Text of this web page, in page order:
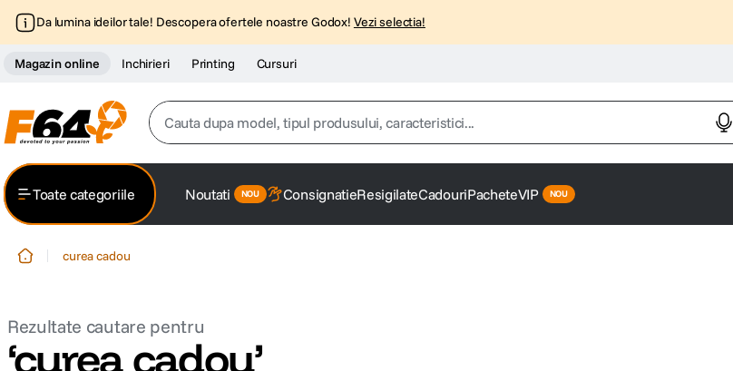
Da lumina ideilor tale! Descopera ofertele noastre Godox! Vezi selectia!
Magazin online Inchirieri Printing Cursuri
Cauta dupa model, tipul produsului, caracteristici...
4 peak design
Toate categoriile Noutati ConsignatieResigilateCadouriPacheteVIP
curea cadou
curea cadou